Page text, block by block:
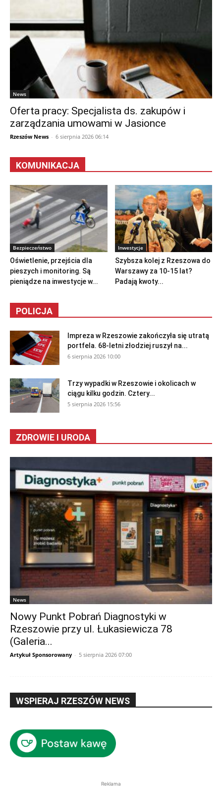
News
Oferta pracy: Specjalista ds. zakupów i
zarządzania umowami w Jasionce
Rzeszów News - 6 sierpnia 2026 06:14
KOMUNIKACJA
Bezpieczeństwo
Oświetlenie, przejścia dla
pieszych i monitoring. Są
pieniądze na inwestycje w...
Inwestycje
Szybsza kolej z Rzeszowa do
Warszawy za 10-15 lat?
Padają kwoty...
POLICJA
Impreza w Rzeszowie zakończyła się utratą
portfela. 68-letni złodziej ruszył na...
6 sierpnia 2026 10:00
Trzy wypadki w Rzeszowie i okolicach w
ciągu kilku godzin. Cztery...
5 sierpnia 2026 15:56
ZDROWIE I URODA
News
Nowy Punkt Pobrań Diagnostyki w
Rzeszowie przy ul. Łukasiewicza 78
(Galeria...
Artykuł Sponsorowany - 5 sierpnia 2026 07:00
WSPIERAJ RZESZÓW NEWS
Reklama